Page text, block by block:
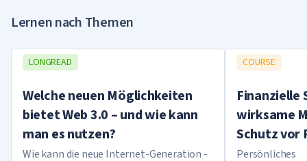
Lernen nach Themen
LONGREAD
Welche neuen Möglichkeiten
bietet Web 3.0 – und wie kann
man es nutzen?
Wie kann die neue Internet-Generation -
COURSE
Finanzielle
wirksame
Schutz vor
Persönliches